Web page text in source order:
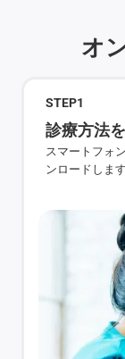
オ
STEP1
診療方法
スマートフォ
ンロードします